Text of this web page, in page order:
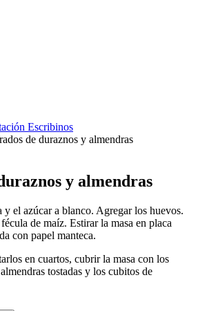
Escribinos
de duraznos y almendras
y almendras
y el azúcar a blanco. Agregar los huevos.
de maíz. Estirar la masa en placa
con papel manteca.
en cuartos, cubrir la masa con los
tostadas y los cubitos de